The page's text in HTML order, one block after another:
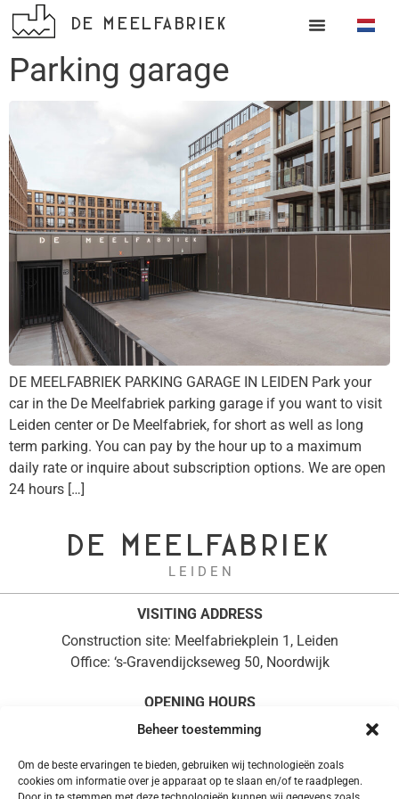
Beheer toestemming
Om de beste ervaringen te bieden, gebruiken wij technologieën zoals
cookies om informatie over je apparaat op te slaan en/of te raadplegen.
DE MEELFABRIEK
Parking garage
DE MEELFABRIEK PARKING GARAGE IN LEIDEN Park your
car in the De Meelfabriek parking garage if you want to visit
Leiden center or De Meelfabriek, for short as well as long
term parking. You can pay by the hour up to a maximum
daily rate or inquire about subscription options. We are open
24 hours […]
DE MEELFABRIEK
L E I D E N
VISITING ADDRESS
Construction site: Meelfabriekplein 1, Leiden
Office: ‘s-Gravendijckseweg 50, Noordwijk
OPENING HOURS
Monday to Friday, 08:30 – 17:00
POSTAL ADDRESS